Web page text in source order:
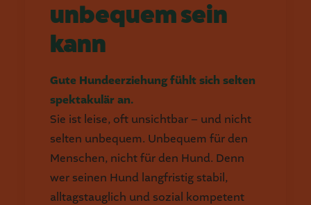
unbequem sein
kann
Gute Hundeerziehung fühlt sich selten
spektakulär an.
Sie ist leise, oft unsichtbar – und nicht
selten unbequem. Unbequem für den
Menschen, nicht für den Hund. Denn
wer seinen Hund langfristig stabil,
alltagstauglich und sozial kompetent